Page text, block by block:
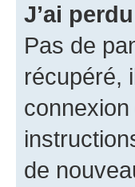
J’ai
Pas de
récupéré,
de